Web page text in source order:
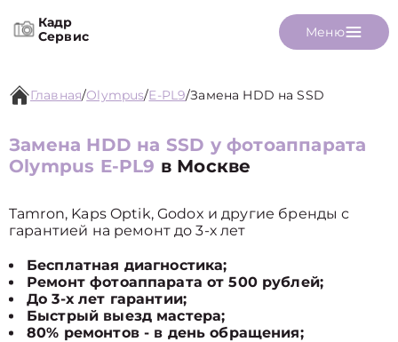
Кадр
Сервис
Меню
Главная/Olympus/E‑PL9/Замена HDD на SSD
Замена HDD на SSD у фотоаппарата
Olympus E‑PL9 в Москве
Tamron, Kaps Optik, Godox и другие бренды с
гарантией на ремонт до 3-х лет
Бесплатная диагностика;
Ремонт фотоаппарата от 500 рублей;
До 3-х лет гарантии;
Быстрый выезд мастера;
80% ремонтов - в день обращения;